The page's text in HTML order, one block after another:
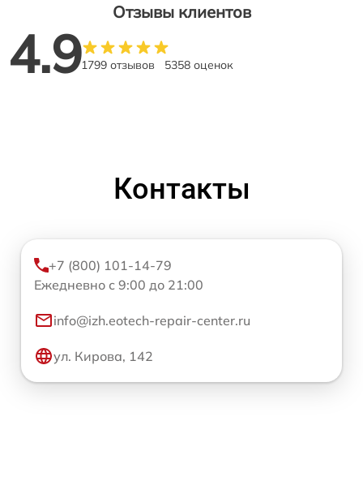
Отзывы клиентов
4.91799 отзывов 5358 оценок
Контакты
+7 (800) 101-14-79
Ежедневно с 9:00 до 21:00
info@izh.eotech-repair-center.ru
ул. Кирова, 142